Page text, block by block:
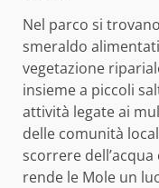
Nel parco si
smeraldo
vegetazione
insieme a piccoli
attività legate ai
delle comunità
scorrere
rende le Mole un